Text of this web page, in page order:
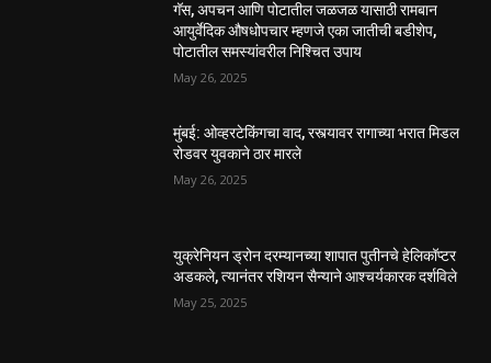
गॅस, अपचन आणि पोटातील जळजळ यासाठी रामबान
आयुर्वेदिक औषधोपचार म्हणजे एका जातीची बडीशेप,
पोटातील समस्यांवरील निश्चित उपाय
May 26, 2025
मुंबई: ओव्हरटेकिंगचा वाद, रस्त्यावर रागाच्या भरात मिडल
रोडवर युवकाने ठार मारले
May 26, 2025
युक्रेनियन ड्रोन दरम्यानच्या शापात पुतीनचे हेलिकॉप्टर
अडकले, त्यानंतर रशियन सैन्याने आश्चर्यकारक दर्शविले
May 25, 2025